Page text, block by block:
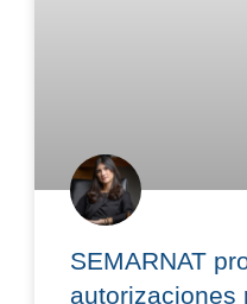
SEMARNAT
autorizaciones